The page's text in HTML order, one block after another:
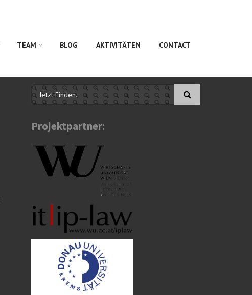
TEAM BLOG AKTIVITÄTEN CONTACT
Suchformular
Projektpartner: